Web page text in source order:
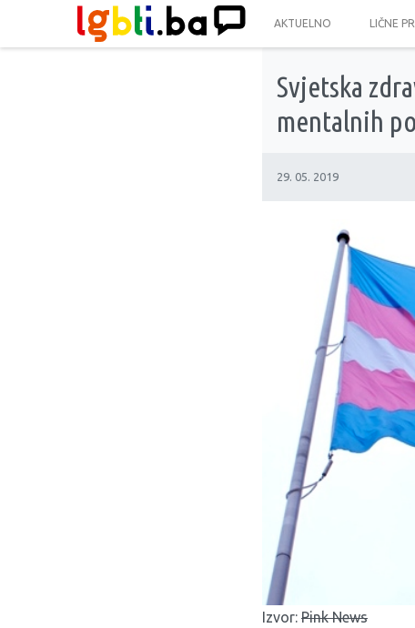
AKTUELNO LIČNE
Svjetska
mentalnih
29. 05. 2019
Izvor: Pink News